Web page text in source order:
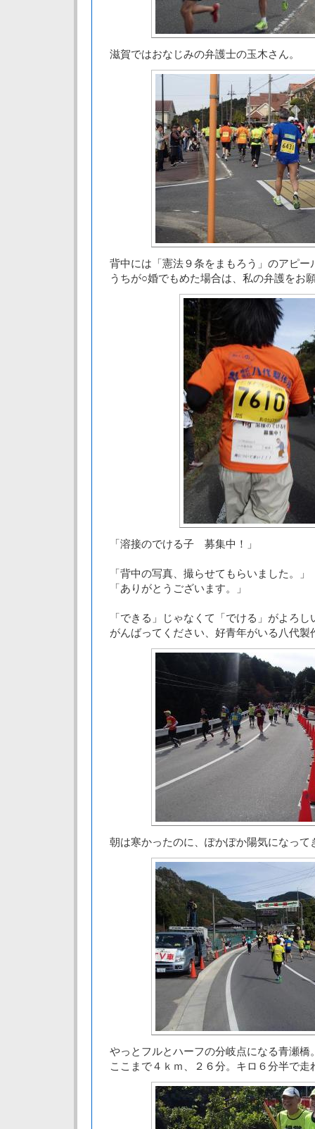
滋賀ではおなじみの弁護士の玉木さん。
背中には「憲法９条をまもろう」のアピー
うちが○婚でもめた場合は、私の弁護をお
「溶接のでける子 募集中！」
「背中の写真、撮らせてもらいました。」
「ありがとうございます。」
「できる」じゃなくて「でける」がよろし
がんばってください、好青年がいる八代製
朝は寒かったのに、ぽかぽか陽気になって
やっとフルとハーフの分岐点になる青瀬橋
ここまで４ｋｍ、２６分。キロ６分半で走